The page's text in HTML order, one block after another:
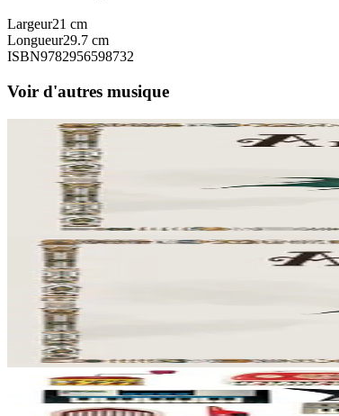
Largeur21 cm
Longueur29.7 cm
ISBN9782956598732
Voir d'autres musique
Bannoù-heol
Ar Marc'h Dall - Livre-CD
Près de cent chanteurs et instrumentistes de Bretagne,
22,90 €
2 ans et plus
Bannoù-heol
Ar Marc'h Dall - CD
Près de cent chanteurs et instrumentistes de Bretagne,
En stock12,90 €
3 ans et plus
Music From The Masses